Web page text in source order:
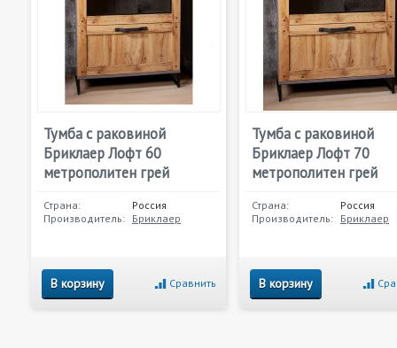
Тумба с раковиной
Бриклаер Лофт 60
метрополитен грей
Страна:
Россия
Производитель: Бриклаер
В корзину Сравнить
Тумба с раковиной
Бриклаер Лофт 70
метрополитен грей
Страна:
Россия
Производитель: Бриклаер
В корзину